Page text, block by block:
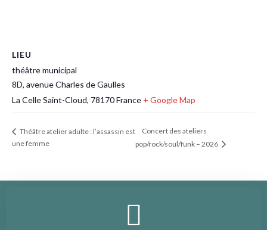
LIEU
théâtre municipal
8D, avenue Charles de Gaulles
La Celle Saint-Cloud, 78170France + Google Map
Théâtre atelier adulte : l’assassin est
une femme
Concert des ateliers
pop/rock/soul/funk – 2026